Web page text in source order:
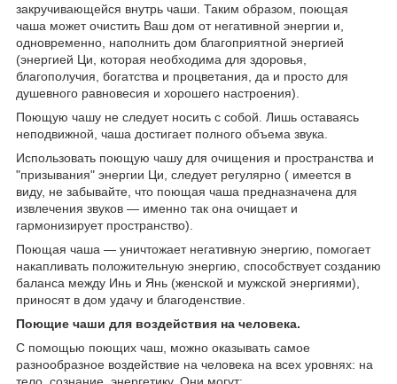
закручивающейся внутрь чаши. Таким образом, поющая
чаша может очистить Ваш дом от негативной энергии и,
одновременно, наполнить дом благоприятной энергией
(энергией Ци, которая необходима для здоровья,
благополучия, богатства и процветания, да и просто для
душевного равновесия и хорошего настроения).
Поющую чашу не следует носить с собой. Лишь оставаясь
неподвижной, чаша достигает полного объема звука.
Использовать поющую чашу для очищения и пространства и
"призывания" энергии Ци, следует регулярно ( имеется в
виду, не забывайте, что поющая чаша предназначена для
извлечения звуков ― именно так она очищает и
гармонизирует пространство).
Поющая чаша ― уничтожает негативную энергию, помогает
накапливать положительную энергию, способствует созданию
баланса между Инь и Янь (женской и мужской энергиями),
приносят в дом удачу и благоденствие.
Поющие чаши для воздействия на человека.
С помощью поющих чаш, можно оказывать самое
разнообразное воздействие на человека на всех уровнях: на
тело, сознание, энергетику. Они могут: